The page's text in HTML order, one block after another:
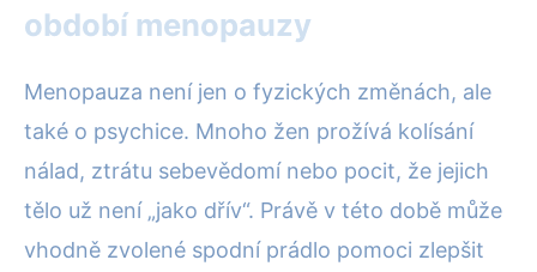
období menopauzy
Menopauza není jen o fyzických změnách, ale
také o psychice. Mnoho žen prožívá kolísání
nálad, ztrátu sebevědomí nebo pocit, že jejich
tělo už není „jako dřív“. Právě v této době může
vhodně zvolené spodní prádlo pomoci zlepšit